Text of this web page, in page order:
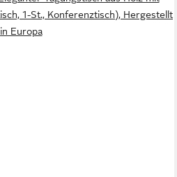
1-St., Konferenztisch), Hergestellt
in Europa